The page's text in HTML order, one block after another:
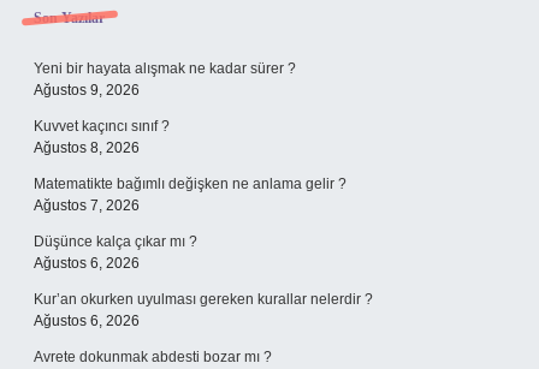
Sidebar
Son Yazılar
Yeni bir hayata alışmak ne kadar sürer ?
Ağustos 9, 2026
Kuvvet kaçıncı sınıf ?
Ağustos 8, 2026
Matematikte bağımlı değişken ne anlama gelir ?
Ağustos 7, 2026
Düşünce kalça çıkar mı ?
Ağustos 6, 2026
Kur’an okurken uyulması gereken kurallar nelerdir ?
Ağustos 6, 2026
Avrete dokunmak abdesti bozar mı ?